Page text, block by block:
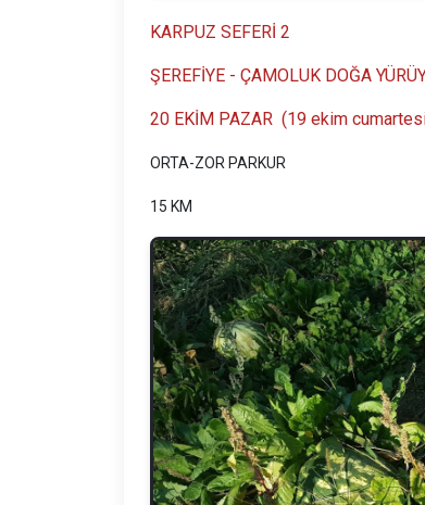
KARPUZ SEFERİ 2
ŞEREFİYE - ÇAMOLUK DOĞA
20 EKİM PAZAR (19 ekim
ORTA-ZOR PARKUR
15 KM